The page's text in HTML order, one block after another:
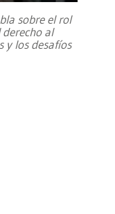
sobre el rol
al
y los desafíos